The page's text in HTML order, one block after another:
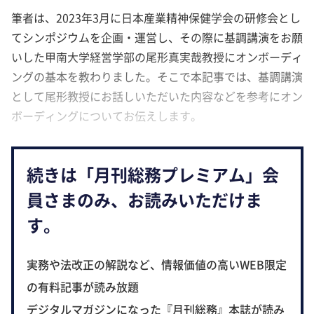
筆者は、2023年3月に日本産業精神保健学会の研修会とし
てシンポジウムを企画・運営し、その際に基調講演をお願
いした甲南大学経営学部の尾形真実哉教授にオンボーディ
ングの基本を教わりました。そこで本記事では、基調講演
として尾形教授にお話しいただいた内容などを参考にオン
ボーディングについてお伝えします。
続きは「月刊総務プレミアム」会
員さまのみ、お読みいただけま
す。
実務や法改正の解説など、情報価値の高いWEB限定
の有料記事が読み放題
デジタルマガジンになった『月刊総務』本誌が読み